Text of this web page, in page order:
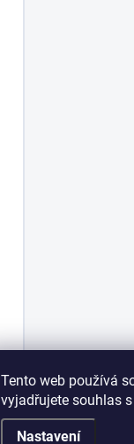
Tento web používá
vyjadřujete souhlas
Nastavení